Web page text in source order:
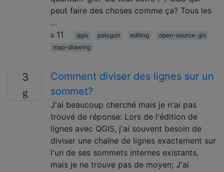
peut faire des choses comme ça? Tous les
…
11
qgis polygon editing
open-source-gis
map-drawing
3
Comment diviser des lignes sur un
sommet?
J'ai beaucoup cherché mais je n'ai pas
trouvé de réponse: Lors de l'édition de
lignes avec QGIS, j'ai souvent besoin de
diviser une chaîne de lignes exactement sur
l'un de ses sommets internes existants,
mais je ne trouve pas de moyen; J'ai